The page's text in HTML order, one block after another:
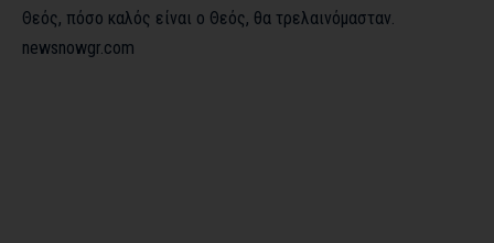
Θεός, πό­σο καλός είναι ο Θεός, θα τρελαινόμασταν.
newsnowgr.com